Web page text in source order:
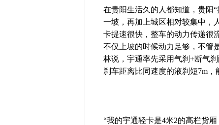
在贵阳生活久的人都知道，贵阳
一坡，再加上城区相对较集中，
卡提速很快，整车的动力传递很
不仅上坡的时候动力足够，不管
林说，宇通率先采用气刹+断气
刹车距离比同速度的液刹短7m，
“我的宇通轻卡是4米2的高栏货